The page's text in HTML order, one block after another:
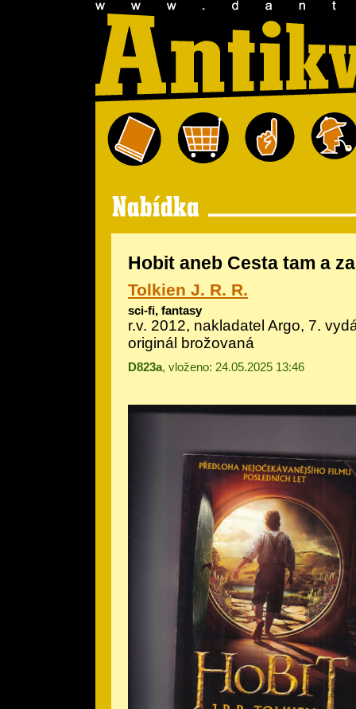
Hobit aneb Cesta tam a
Tolkien J. R. R.
sci-fi, fantasy
r.v. 2012, nakladatel Argo, 7.
originál brožovaná
D823a, vloženo: 24.05.2025 13:46